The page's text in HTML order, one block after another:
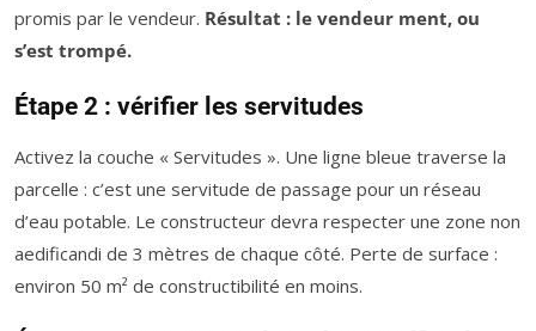
promis par le vendeur. Résultat : le vendeur ment, ou
s’est trompé.
Étape 2 : vérifier les servitudes
Activez la couche « Servitudes ». Une ligne bleue traverse la
parcelle : c’est une servitude de passage pour un réseau
d’eau potable. Le constructeur devra respecter une zone non
aedificandi de 3 mètres de chaque côté. Perte de surface :
environ 50 m² de constructibilité en moins.